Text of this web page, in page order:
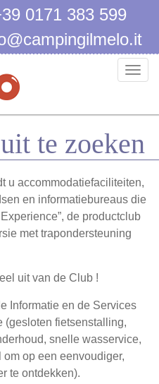
T
l
e
o
0171 383 599
te zoeken
u accommodatiefaciliteiten,
en informatiebureaus die
de productclub
met trapondersteuning
uit van de Club !
Informatie en de Services
(gesloten fietsenstalling,
snelle wasservice,
op een eenvoudiger,
te ontdekken).